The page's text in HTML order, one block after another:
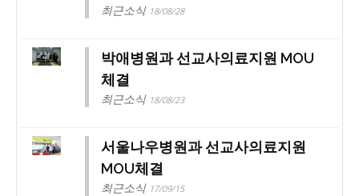
최근소식 18/08/28
박애병원과 선교사의료지원 MOU
체결
최근소식 18/08/23
서울나우병원과 선교사의료지원
MOU체결
최근소식 17/09/15